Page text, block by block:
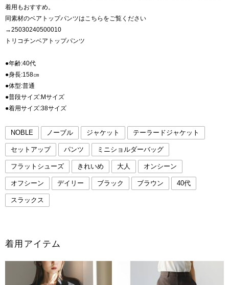
着用もおすすめ。
同素材のベアトップパンツはこちらをご覧ください
→25030240500010
トリコチンベアトップパンツ
●年齢:40代
●身長:158㎝
●体型:普通
●普段サイズ:Mサイズ
●着用サイズ:38サイズ
NOBLE ノーブル ジャケット テーラードジャケット
セットアップ パンツ ミニショルダーバッグ
フラットシューズ きれいめ 大人 オンシーン
オフシーン デイリー ブラック ブラウン 40代
スラックス
着用アイテム